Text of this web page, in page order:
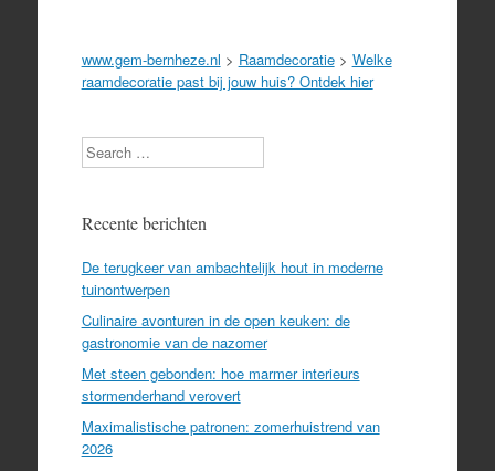
www.gem-bernheze.nl > Raamdecoratie> Welke
raamdecoratie past bij jouw huis? Ontdek hier
Search
Recente berichten
De terugkeer van ambachtelijk hout in moderne
tuinontwerpen
Culinaire avonturen in de open keuken: de
gastronomie van de nazomer
Met steen gebonden: hoe marmer interieurs
stormenderhand verovert
Maximalistische patronen: zomerhuistrend van
2026